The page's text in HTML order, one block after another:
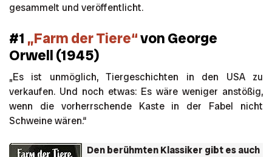
gesammelt und veröffentlicht.
#1 „Farm der Tiere“von George
Orwell (1945)
„Es ist unmöglich, Tiergeschichten in den USA zu
verkaufen. Und noch etwas: Es wäre weniger anstößig,
wenn die vorherrschende Kaste in der Fabel nicht
Schweine wären.“
Den berühmten Klassiker gibt es auch